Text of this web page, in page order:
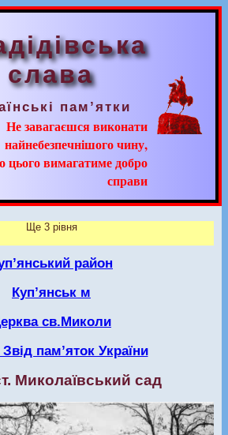
слава
пам’ятки
Не завагаєшся виконати
найнебезпечнішого чину,
цього вимагатиме добро
справи
Ще 3 рівня
район
Куп’янськ м
св.Миколи
пам’яток України
Миколаївський сад